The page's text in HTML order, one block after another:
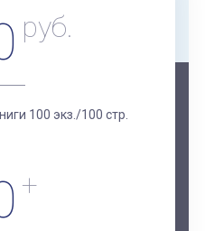
руб.
100 экз./100 стр.
+